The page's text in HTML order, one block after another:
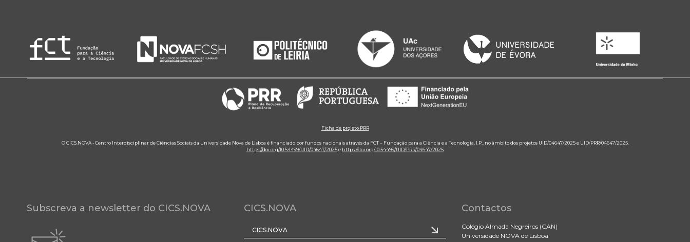
Ficha de projeto PRR
O CICS.NOVA - Centro Interdisciplinar de Ciências Sociais da Universidade Nova de Lisboa é financiado por fundos nacionais através da FCT – Fundação para a Ciência e a Tecnologia, I.P., no âmbito dos projetos UID/04647/2025 e UID/PRR/04647/2025.
https://doi.org/10.54499/UID/04647/2025e https://doi.org/10.54499/UID/PRR/04647/2025
Subscreva a newsletter do CICS.NOVA CICS.NOVA
CICS.NOVA
Contactos
Colégio Almada Negreiros (CAN)
Universidade NOVA de Lisboa